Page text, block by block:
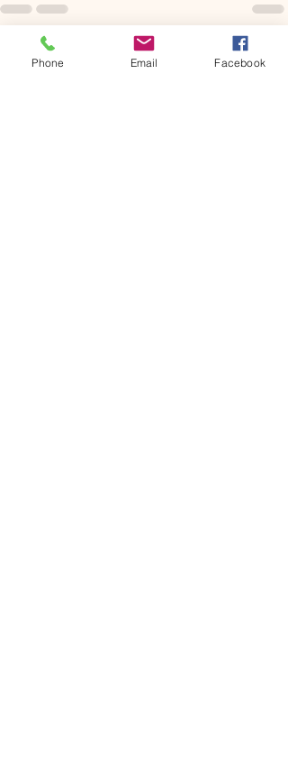
Posts récents Voir tout
Phone Email Facebook